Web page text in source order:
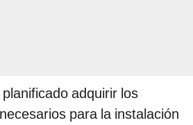
adquirir los
para la instalación